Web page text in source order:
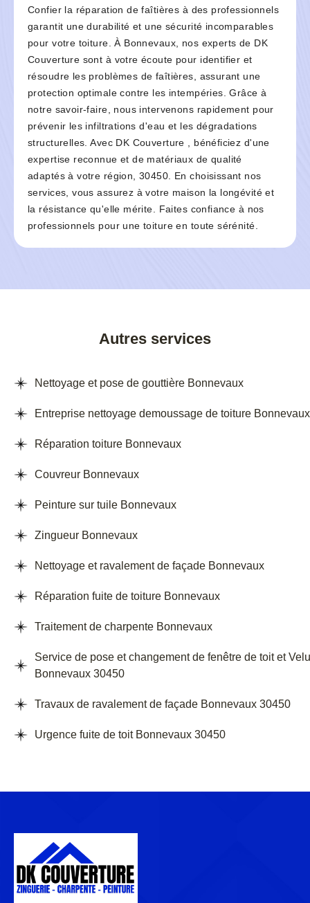
Confier la réparation de faîtières à des professionnels
garantit une durabilité et une sécurité incomparables
pour votre toiture. À Bonnevaux, nos experts de DK
Couverture sont à votre écoute pour identifier et
résoudre les problèmes de faîtières, assurant une
protection optimale contre les intempéries. Grâce à
notre savoir-faire, nous intervenons rapidement pour
prévenir les infiltrations d'eau et les dégradations
structurelles. Avec DK Couverture , bénéficiez d'une
expertise reconnue et de matériaux de qualité
adaptés à votre région, 30450. En choisissant nos
services, vous assurez à votre maison la longévité et
la résistance qu'elle mérite. Faites confiance à nos
professionnels pour une toiture en toute sérénité.
Autres services
Nettoyage et pose de gouttière Bonnevaux
Entreprise nettoyage demoussage de toiture Bonnevaux
Réparation toiture Bonnevaux
Couvreur Bonnevaux
Peinture sur tuile Bonnevaux
Zingueur Bonnevaux
Nettoyage et ravalement de façade Bonnevaux
Réparation fuite de toiture Bonnevaux
Traitement de charpente Bonnevaux
Service de pose et changement de fenêtre de toit et
Bonnevaux 30450
Travaux de ravalement de façade Bonnevaux 30450
Urgence fuite de toit Bonnevaux 30450